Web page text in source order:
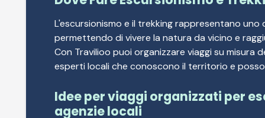
L'escursionismo e il trekking rappresentano
permettendo di vivere la natura da vicino e
Con Travilioo puoi organizzare viaggi su
esperti locali che conoscono il territorio e
Idee per viaggi organizzati per
agenzie locali